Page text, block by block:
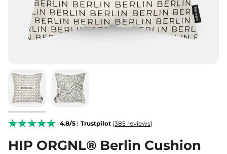
4.8/5 | Trustpilot (385 reviews)
HIP ORGNL® Berlin Cushion